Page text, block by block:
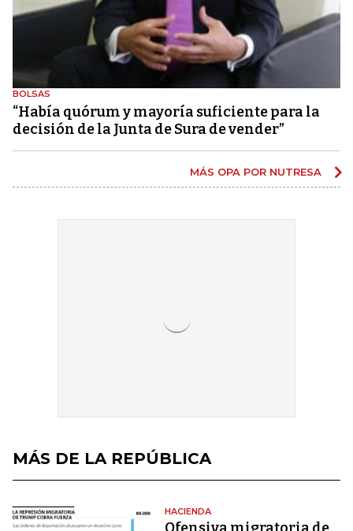
BOLSAS
“Había quórum y mayoría suficiente para la
decisión de la Junta de Sura de vender”
MÁS OPA POR NUTRESA
MÁS DE LA REPÚBLICA
HACIENDA